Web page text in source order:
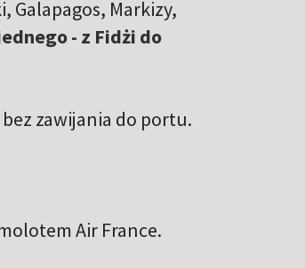
Galapagos, Markizy,
- z Fidżi do
zawijania do portu.
Air France.